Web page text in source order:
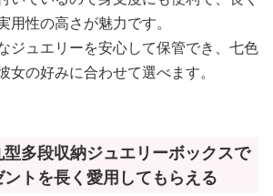
用性の高さが魅力です。
ジュエリーを安心して保管でき、七色
女の好みに合わせて選べます。
多段収納ジュエリーボックスで
トを長く愛用してもらえる